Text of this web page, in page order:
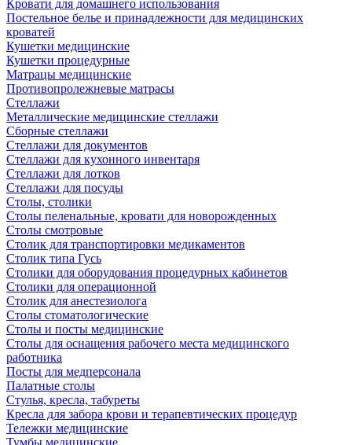
Кровати для домашнего использования
Постельное белье и принадлежности для медицинских
кроватей
Кушетки медицинские
Кушетки процедурные
Матрацы медицинские
Противопролежневые матрасы
Стеллажи
Металлические медицинские стеллажи
Сборные стеллажи
Стеллажи для документов
Стеллажи для кухонного инвентаря
Стеллажи для лотков
Стеллажи для посуды
Столы, столики
Столы пеленальные, кровати для новорожденных
Столы смотровые
Столик для транспортировки медикаментов
Столик типа Гусь
Столики для оборудования процедурных кабинетов
Столики для операционной
Столик для анестезиолога
Столы стоматологические
Столы и посты медицинские
Столы для оснащения рабочего места медицинского
работника
Посты для медперсонала
Палатные столы
Стулья, кресла, табуреты
Кресла для забора крови и терапевтических процедур
Тележки медицинские
Тумбы медицинские